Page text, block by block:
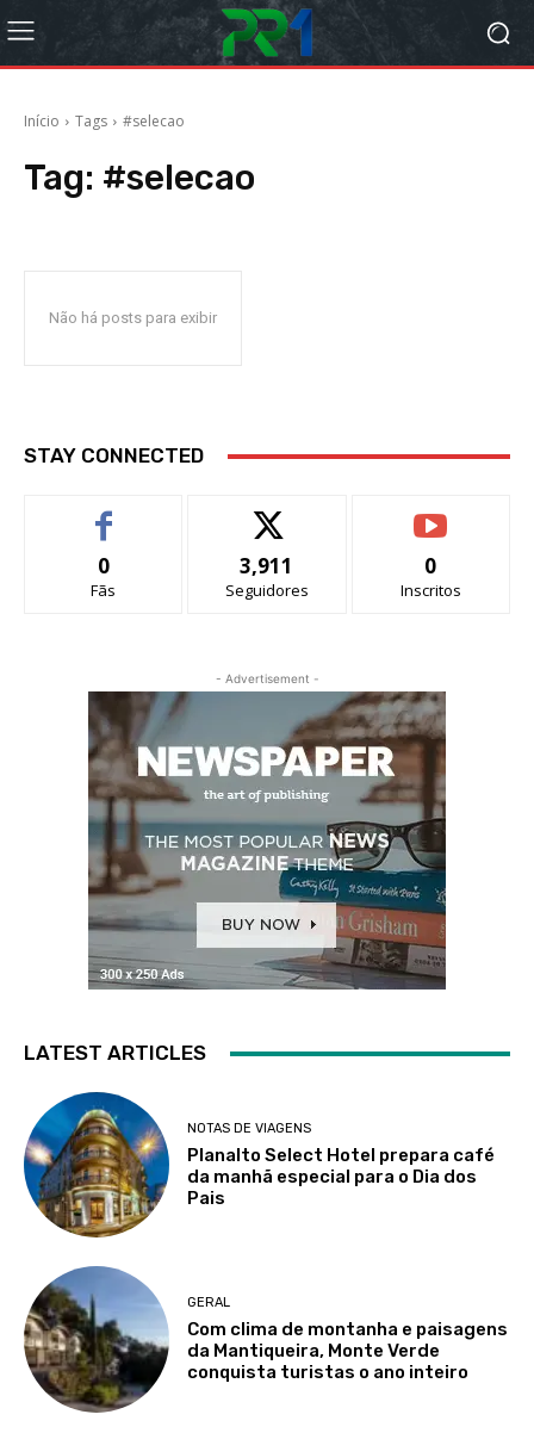
Início Tags #selecao
Tag: #selecao
Não há posts para exibir
STAY CONNECTED
0
Fãs
3,911
Seguidores
0
Inscritos
- Advertisement -
LATEST ARTICLES
NOTAS DE VIAGENS
Planalto Select Hotel prepara café
da manhã especial para o Dia dos
Pais
GERAL
Com clima de montanha e paisagens
da Mantiqueira, Monte Verde
conquista turistas o ano inteiro